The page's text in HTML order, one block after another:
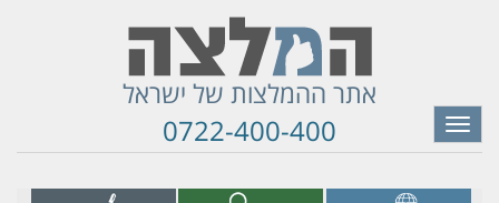
אתר ההמלצות של ישראל
0722-400-400
Toggle
navigation